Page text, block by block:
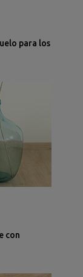
para los
con